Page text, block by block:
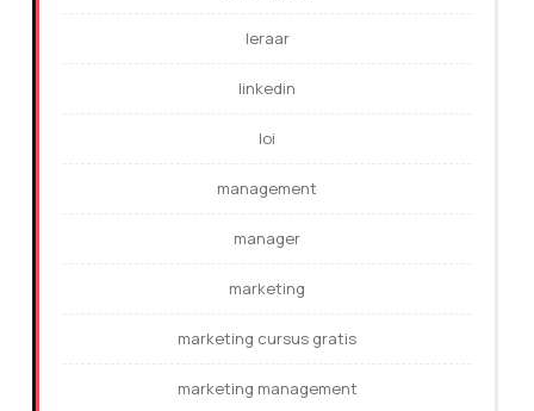
leraar
linkedin
loi
management
manager
marketing
marketing cursus gratis
marketing management